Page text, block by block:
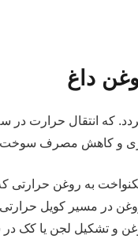
داغ
گردد. که انتقال حرارت
و کاهش مصرف
به روغن حرارتی
در مسیر کویل
و تشکیل لجن یا کک